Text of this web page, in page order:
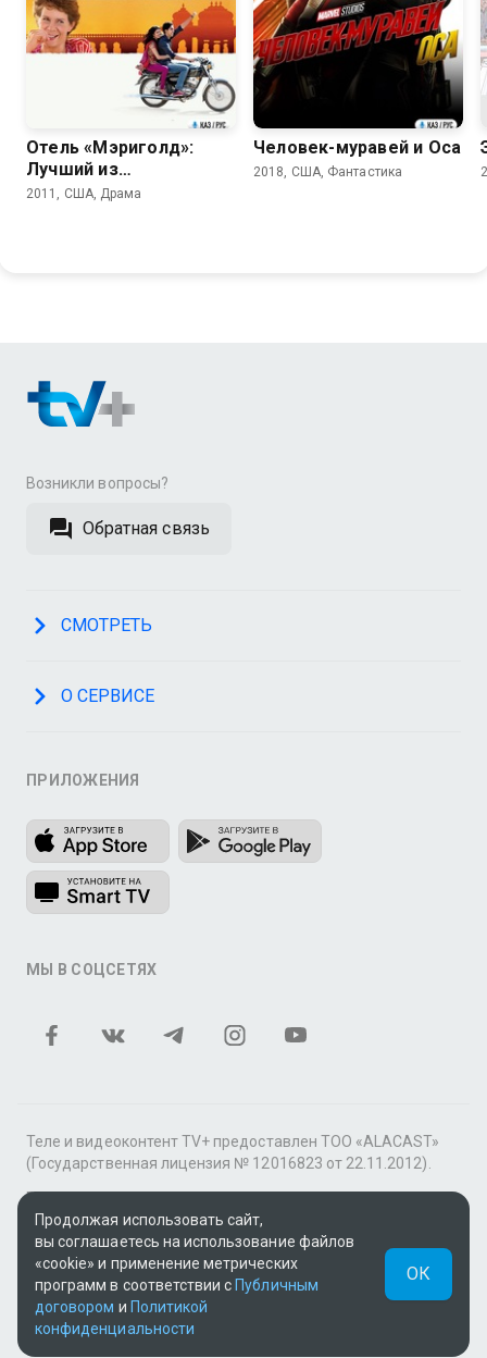
Отель «Мэриголд»:
Лучший из
экзотических
2011, США, Драма
7.0
Человек-муравей и Оса
2018, США, Фантастика
Возникли вопросы?
Обратная связь
СМОТРЕТЬ
О СЕРВИСЕ
ПРИЛОЖЕНИЯ
МЫ В СОЦСЕТЯХ
Теле и видеоконтент TV+ предоставлен ТОО «ALACAST»
(Государственная лицензия № 12016823 от 22.11.2012).
В рамках услуги «Видео по подписке» для «Пакета
фильмов и сериалов tv+» контент предоставляется
онлайн-кинотеатром MEGOGO.
Поддержка: tvplus@telecom.kz
v3.9.15 | SSR
UUID: ad7d8437-4462-4fa1-86e1-95bf1f02bb0d
Продолжая использовать сайт,
вы соглашаетесь на использование файлов
«cookie» и применение метрических
программ в соответствии с Публичным
договором и Политикой
конфиденциальности
ОК